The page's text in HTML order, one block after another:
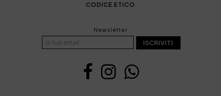
CODICE ETICO
Newsletter
ISCRIVITI